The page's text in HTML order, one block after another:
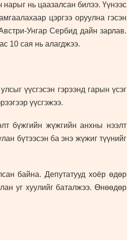
нь цаазалсан билээ. Үүнээс
цэргээ оруулна гэсэн
Унгар Сербид дайн зарлав.
10 сая нь алагджээ.
үүсгэсэн гэрээнд гарын үсэг
үүсгэжээ.
бүжгийн жүжгийн анхны нээлт
бүтээсэн ба энэ жүжиг түүнийг
байна. Депутатууд хоёр өдөр
уг хуулийг баталжээ. Өнөөдөр